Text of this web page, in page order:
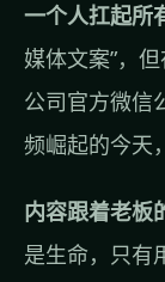
一个人扛起所
媒体文案”，
公司官方微信
频崛起的今天
内容跟着老板
是生命，只有